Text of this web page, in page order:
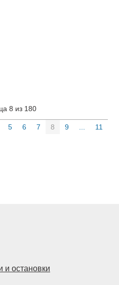
8 из 180
5 6 7 8 9
11
и остановки